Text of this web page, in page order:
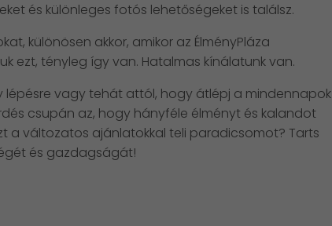
és különleges fotós lehetőségeket is találsz.
különösen akkor, amikor az ÉlményPláza
ezt, tényleg így van. Hatalmas kínálatunk van.
lépésre vagy tehát attól, hogy átlépj a mindennapok
csupán az, hogy hányféle élményt és kalandot
a változatos ajánlatokkal teli paradicsomot? Tarts
és gazdagságát!